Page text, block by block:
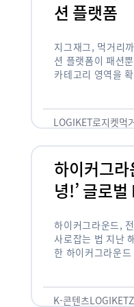
션 플랫폼
지그재그, 먹거리
션 플랫폼이 패션
카테고리 영역을
LOGIKET로지켓먹
하이커그라
녕!’ 글로
하이커그라운드,
사로잡는 법 지난
한 하이커그라운
방문객이 100만
K-콘텐츠LOGIKET